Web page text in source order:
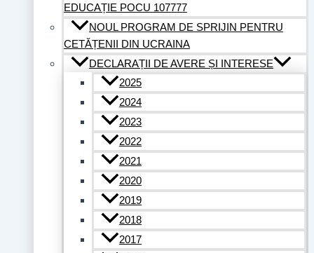
EDUCAȚIE POCU 107777
NOUL PROGRAM DE SPRIJIN PENTRU
CETĂȚENII DIN UCRAINA
DECLARAȚII DE AVERE ȘI INTERESE
2025
2024
2023
2022
2021
2020
2019
2018
2017